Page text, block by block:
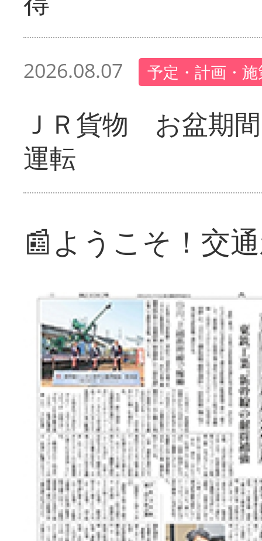
2026.08.07 予定・計画・
ＪＲ貨物 お盆期
運転
📰ようこそ！交